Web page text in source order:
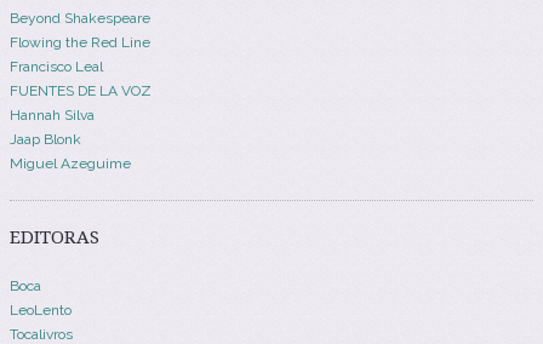
Beyond Shakespeare
Flowing the Red Line
Francisco Leal
FUENTES DE LA VOZ
Hannah Silva
Jaap Blonk
Miguel Azeguime
EDITORAS
Boca
LeoLento
Tocalivros